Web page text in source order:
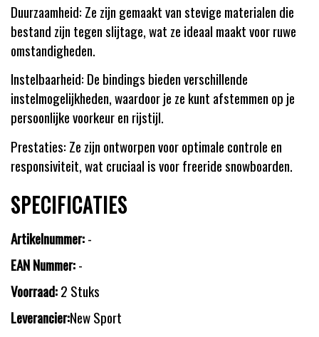
Duurzaamheid: Ze zijn gemaakt van stevige materialen die
bestand zijn tegen slijtage, wat ze ideaal maakt voor ruwe
omstandigheden.
Instelbaarheid: De bindings bieden verschillende
instelmogelijkheden, waardoor je ze kunt afstemmen op je
persoonlijke voorkeur en rijstijl.
Prestaties: Ze zijn ontworpen voor optimale controle en
responsiviteit, wat cruciaal is voor freeride snowboarden.
SPECIFICATIES
Artikelnummer:-
EAN Nummer:-
Voorraad:2 Stuks
Leverancier:New Sport